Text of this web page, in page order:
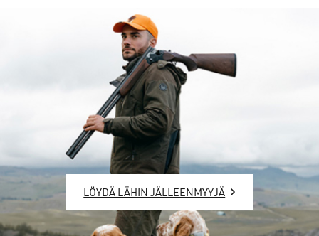
LÖYDÄ LÄHIN JÄLLEENMYYJÄ